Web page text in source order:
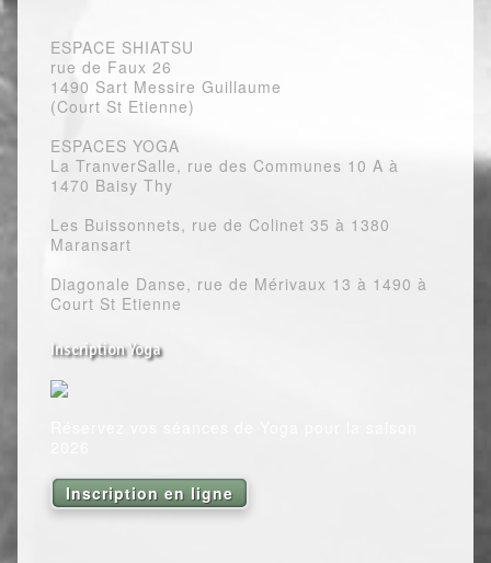
ESPACE SHIATSU
rue de Faux 26
1490 Sart Messire Guillaume
(Court St Etienne)
ESPACES YOGA
La TranverSalle, rue des Communes 10 A à
1470 Baisy Thy
Les Buissonnets, rue de Colinet 35 à 1380
Maransart
Diagonale Danse, rue de Mérivaux 13 à 1490 à
Court St Etienne
Inscription Yoga
Inscription en ligne